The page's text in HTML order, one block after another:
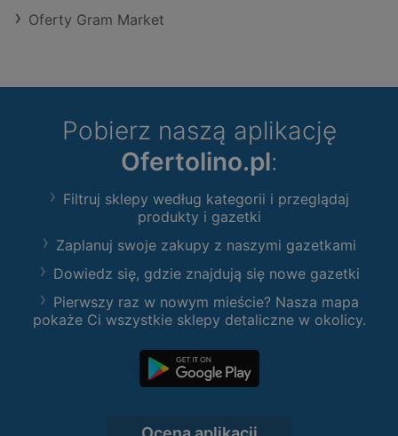
Oferty Gram Market
Pobierz naszą aplikację
Ofertolino.pl:
Filtruj sklepy według kategorii i przeglądaj
produkty i gazetki
Zaplanuj swoje zakupy z naszymi gazetkami
Dowiedz się, gdzie znajdują się nowe gazetki
Pierwszy raz w nowym mieście? Nasza mapa
pokaże Ci wszystkie sklepy detaliczne w okolicy.